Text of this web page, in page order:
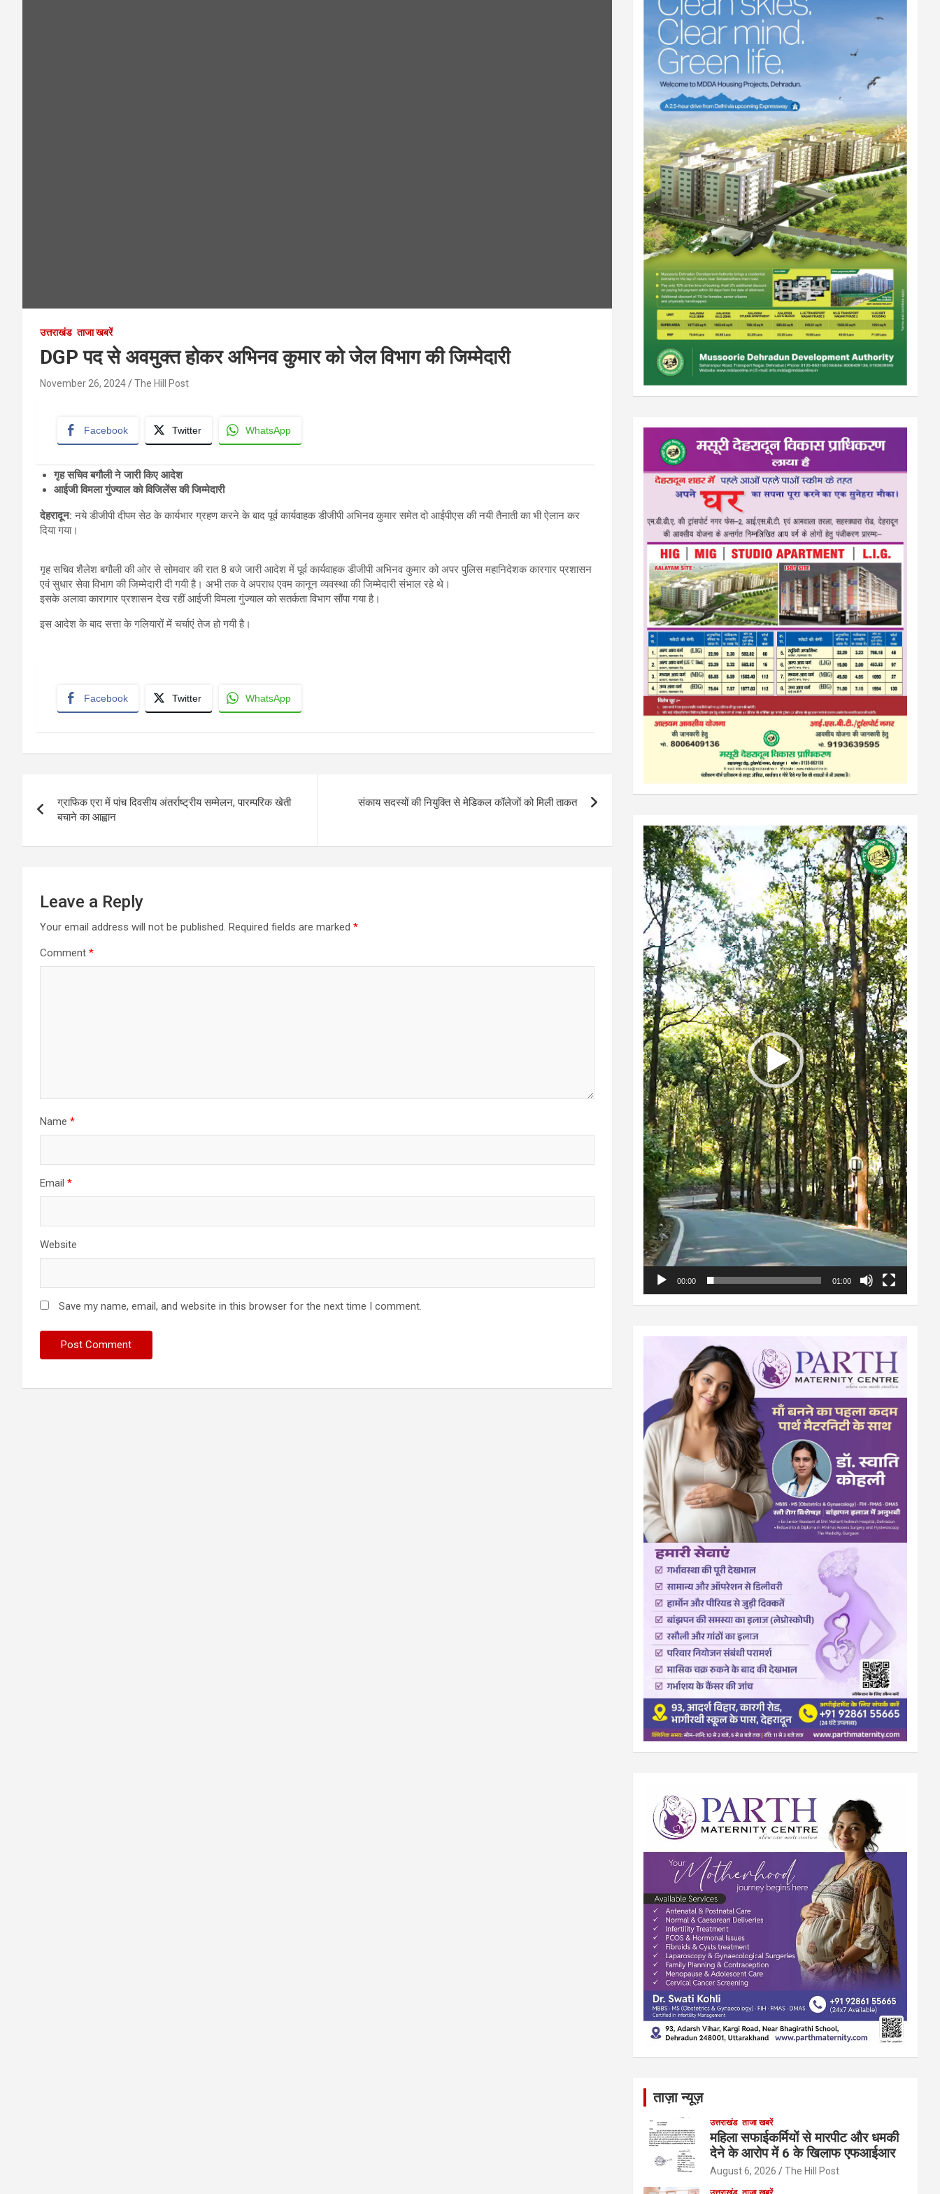
उत्तराखंड ताजा खबरें
DGP पद से अवमुक्त होकर अभिनव कुमार को जेल विभाग की जिम्मेदारी
November 26, 2024 The Hill Post
Facebook Twitter WhatsApp
गृह सचिव बगौली ने जारी किए आदेश
आईजी विमला गुंज्याल को विजिलेंस की जिम्मेदारी
देहरादून: नये डीजीपी दीपम सेठ के कार्यभार ग्रहण करने के बाद पूर्व कार्यवाहक डीजीपी अभिनव कुमार समेत दो आईपीएस की नयी तैनाती का भी ऐलान कर
दिया गया।
गृह सचिव शैलेश बगौली की ओर से सोमवार की रात 8 बजे जारी आदेश में पूर्व कार्यवाहक डीजीपी अभिनव कुमार को अपर पुलिस महानिदेशक कारगार प्रशासन
एवं सुधार सेवा विभाग की जिम्मेदारी दी गयी है। अभी तक वे अपराध एवम कानून व्यवस्था की जिम्मेदारी संभाल रहे थे।
इसके अलावा कारागार प्रशासन देख रहीं आईजी विमला गुंज्याल को सतर्कता विभाग सौंपा गया है।
इस आदेश के बाद सत्ता के गलियारों में चर्चाएं तेज हो गयी है।
Facebook Twitter WhatsApp
navigation
ग्राफिक एरा में पांच दिवसीय अंतर्राष्ट्रीय सम्मेलन, पारम्परिक खेती
बचाने का आह्वान
संकाय सदस्यों की नियुक्ति से मेडिकल कॉलेजों को मिली ताकत
Leave a Reply
Your email address will not be published. Required fields are marked *
Comment *
Name *
Email *
Website
Save my name, email, and website in this browser for the next time I comment.
Video
Player
00:00 01:00
ताज़ा न्यूज़
उत्तराखंड ताजा खबरें
महिला सफाईकर्मियों से मारपीट और धमकी
देने के आरोप में 6 के खिलाफ एफआईआर
August 6, 2026 The Hill Post